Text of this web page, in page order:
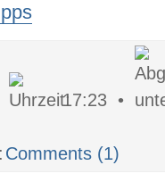
17:23 •
Comments (1)